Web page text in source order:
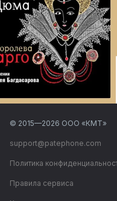
© 2015—2026 ООО «КМТ»
support@patephone.com
Политика
Правила сервиса